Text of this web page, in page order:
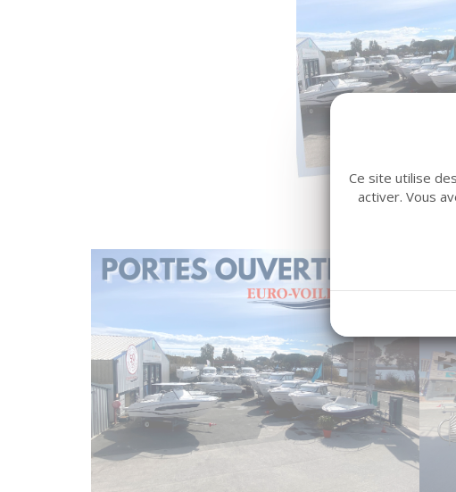
Ce site utilise
activer. Vous